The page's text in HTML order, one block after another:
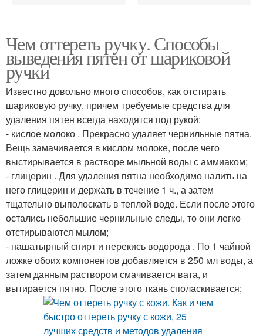
Чем оттереть ручку. Способы
выведения пятен от шариковой
ручки
Известно довольно много способов, как отстирать
шариковую ручку, причем требуемые средства для
удаления пятен всегда находятся под рукой:
- кислое молоко . Прекрасно удаляет чернильные пятна.
Вещь замачивается в кислом молоке, после чего
выстирывается в растворе мыльной воды с аммиаком;
- глицерин . Для удаления пятна необходимо налить на
него глицерин и держать в течение 1 ч., а затем
тщательно выполоскать в теплой воде. Если после этого
остались небольшие чернильные следы, то они легко
отстирываются мылом;
- нашатырный спирт и перекись водорода . По 1 чайной
ложке обоих компонентов добавляется в 250 мл воды, а
затем данным раствором смачивается вата, и
вытирается пятно. После этого ткань споласкивается;